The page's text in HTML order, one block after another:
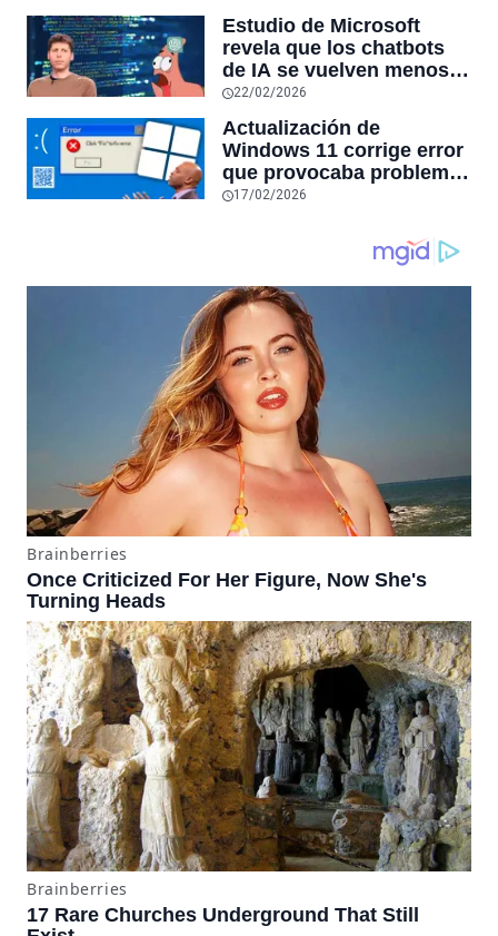
las aplicaciones con
sensores únicos o
conexiones especiales a
hardware
Estudio de Microsoft
revela que los chatbots
de IA se vuelven menos
confiables mientras más
tiempo hablas con ellos:
la falta de confiabilidad
sube un 112%
22/02/2026
Actualización de
Windows 11 corrige error
que provocaba problemas
al jugar en PC: los
producían desde 2023
17/02/2026